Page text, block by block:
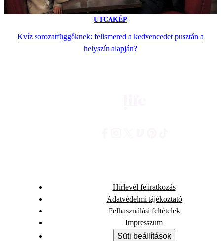
UTCAKÉP
Kvíz sorozatfüggőknek: felismered a kedvencedet pusztán a
helyszín alapján?
Hírlevél feliratkozás
Adatvédelmi tájékoztató
Felhasználási feltételek
Impresszum
Süti beállítások